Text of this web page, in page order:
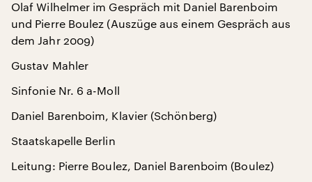
Olaf Wilhelmer im Gespräch mit Daniel Barenboim
und Pierre Boulez (Auszüge aus einem Gespräch aus
dem Jahr 2009)
Gustav Mahler
Sinfonie Nr. 6 a-Moll
Daniel Barenboim, Klavier (Schönberg)
Staatskapelle Berlin
Leitung: Pierre Boulez, Daniel Barenboim (Boulez)